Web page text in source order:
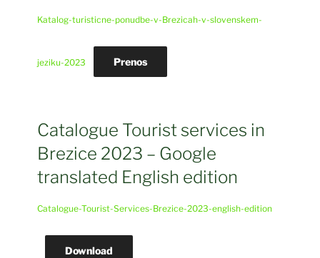
Katalog-turisticne-ponudbe-v-Brezicah-v-slovenskem-
jeziku-2023 Prenos
Catalogue Tourist services in
Brezice 2023 – Google
translated English edition
Catalogue-Tourist-Services-Brezice-2023-english-edition
Download